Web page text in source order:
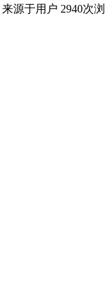
来源于用户 2940次浏